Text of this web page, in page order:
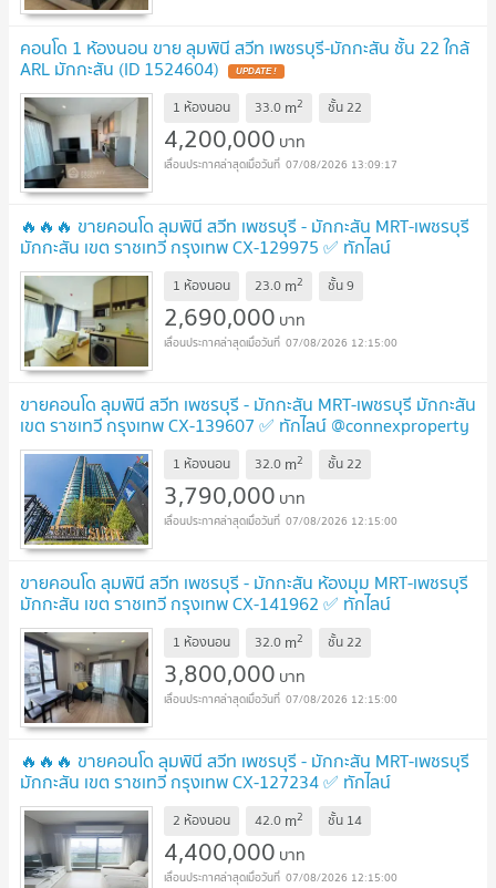
คอนโด 1 ห้องนอน ขาย ลุมพินี สวีท เพชรบุรี-มักกะสัน ชั้น 22 ใกล้
ARL มักกะสัน (ID 1524604)
1 ห้องนอน 33.0 m2 ชั้น22
4,200,000 บาท
07/08/2026 13:09:17
🔥🔥🔥 ขายคอนโด ลุมพินี สวีท เพชรบุรี - มักกะสัน MRT-เพชรบุรี
มักกะสัน เขต ราชเทวี กรุงเทพ CX-129975 ✅ ทักไลน์
@connexproperty ตอบทันที ทีมงานมืออาชีพ ✅ 🔥🔥🔥
1 ห้องนอน 23.0 m2 ชั้น9
2,690,000 บาท
07/08/2026 12:15:00
ขายคอนโด ลุมพินี สวีท เพชรบุรี - มักกะสัน MRT-เพชรบุรี มักกะสัน
เขต ราชเทวี กรุงเทพ CX-139607 ✅ ทักไลน์ @connexproperty
ตอบทันที ทีมงานมืออาชีพ ✅
1 ห้องนอน 32.0 m2 ชั้น22
3,790,000 บาท
07/08/2026 12:15:00
ขายคอนโด ลุมพินี สวีท เพชรบุรี - มักกะสัน ห้องมุม MRT-เพชรบุรี
มักกะสัน เขต ราชเทวี กรุงเทพ CX-141962 ✅ ทักไลน์
@connexproperty ตอบทันที ทีมงานมืออาชีพ ✅
1 ห้องนอน 32.0 m2 ชั้น22
3,800,000 บาท
07/08/2026 12:15:00
🔥🔥🔥 ขายคอนโด ลุมพินี สวีท เพชรบุรี - มักกะสัน MRT-เพชรบุรี
มักกะสัน เขต ราชเทวี กรุงเทพ CX-127234 ✅ ทักไลน์
@connexproperty ตอบทันที ทีมงานมืออาชีพ ✅ 🔥🔥🔥
2 ห้องนอน 42.0 m2 ชั้น 14
4,400,000 บาท
07/08/2026 12:15:00